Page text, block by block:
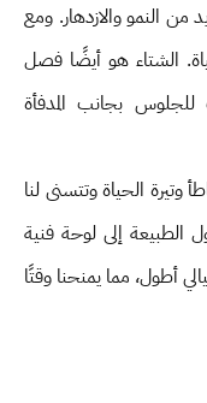
من النمو والازدهار. ومع
الشتاء هو أيضًا فصل
بجانب المدفأة
الحياة وتتسنى لنا
الطبيعة إلى لوحة فنية
أطول، مما يمنحنا وقتًا